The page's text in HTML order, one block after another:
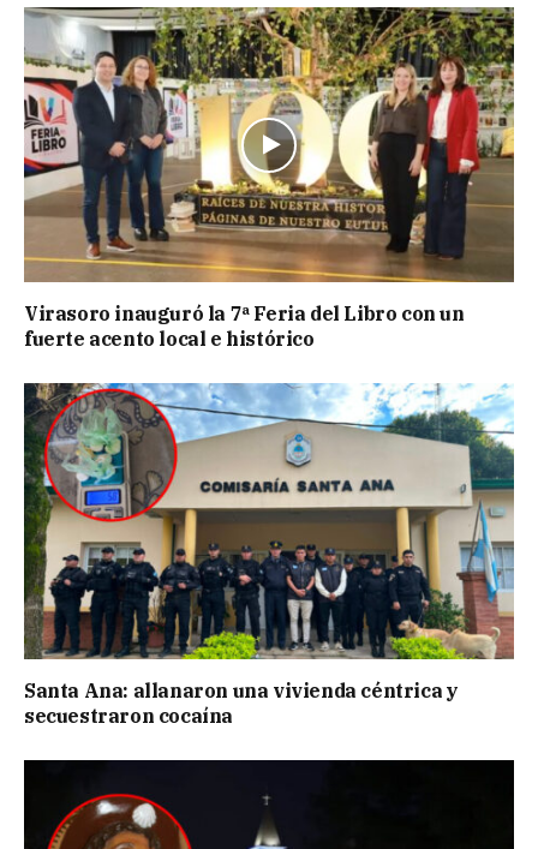
Virasoro inauguró la 7ª Feria del Libro con un
fuerte acento local e histórico
Santa Ana: allanaron una vivienda céntrica y
secuestraron cocaína